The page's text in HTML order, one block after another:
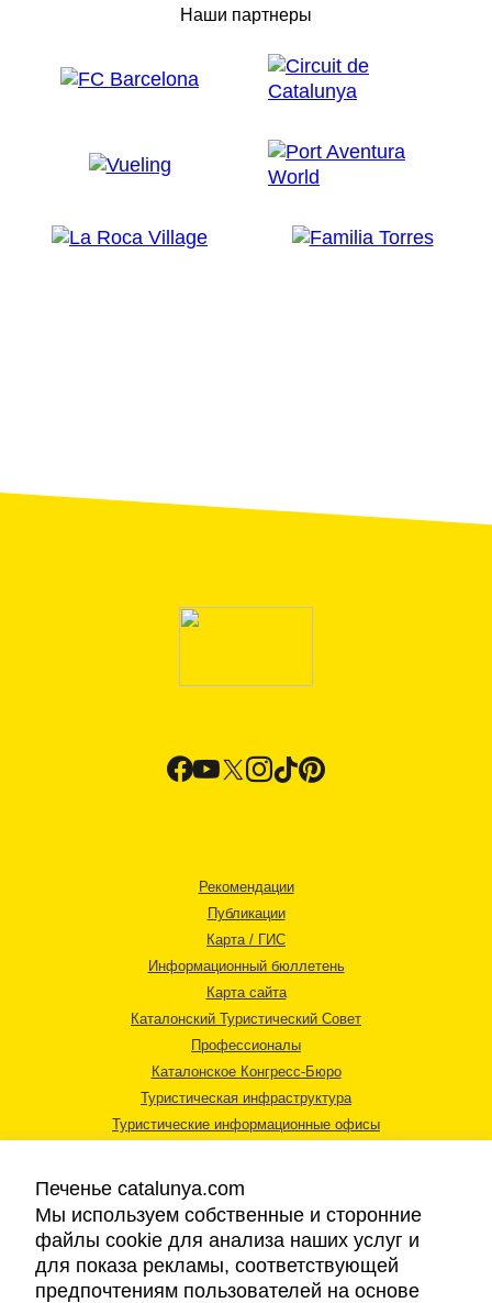
Наши партнеры
Рекомендации
Публикации
Карта / ГИС
Информационный бюллетень
Карта сайта
Каталонский Туристический Совет
Профессионалы
Каталонское Конгресс-Бюро
Туристическая инфраструктура
Туристические информационные офисы
Правовая информация
Печенье catalunya.com
Мы используем собственные и сторонние
файлы cookie для анализа наших услуг и
для показа рекламы, соответствующей
предпочтениям пользователей на основе